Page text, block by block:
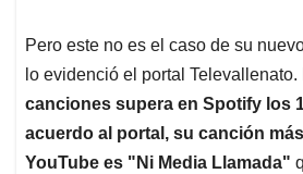
Pero este no es el caso de su
lo evidenció el portal Televallenato.
canciones supera en Spotify los
acuerdo al portal, su canción
YouTube es "Ni Media Llamada"